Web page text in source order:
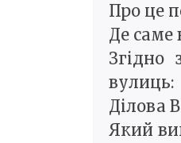
Про це
Де саме
Згідно
вулиць:
Ділова
Який